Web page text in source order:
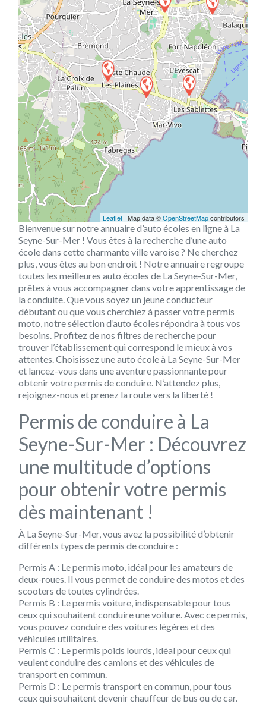
Leaflet | Map data ©OpenStreetMapcontributors
Bienvenue sur notre annuaire d’auto écoles en ligne à La
Seyne-Sur-Mer ! Vous êtes à la recherche d’une auto
école dans cette charmante ville varoise ? Ne cherchez
plus, vous êtes au bon endroit ! Notre annuaire regroupe
toutes les meilleures auto écoles de La Seyne-Sur-Mer,
prêtes à vous accompagner dans votre apprentissage de
la conduite. Que vous soyez un jeune conducteur
débutant ou que vous cherchiez à passer votre permis
moto, notre sélection d’auto écoles répondra à tous vos
besoins. Profitez de nos filtres de recherche pour
trouver l’établissement qui correspond le mieux à vos
attentes. Choisissez une auto école à La Seyne-Sur-Mer
et lancez-vous dans une aventure passionnante pour
obtenir votre permis de conduire. N’attendez plus,
rejoignez-nous et prenez la route vers la liberté !
Permis de conduire à La
Seyne-Sur-Mer : Découvrez
une multitude d’options
pour obtenir votre permis
dès maintenant !
À La Seyne-Sur-Mer, vous avez la possibilité d’obtenir
différents types de permis de conduire :
Permis A : Le permis moto, idéal pour les amateurs de
deux-roues. Il vous permet de conduire des motos et des
scooters de toutes cylindrées.
Permis B : Le permis voiture, indispensable pour tous
ceux qui souhaitent conduire une voiture. Avec ce permis,
vous pouvez conduire des voitures légères et des
véhicules utilitaires.
Permis C : Le permis poids lourds, idéal pour ceux qui
veulent conduire des camions et des véhicules de
transport en commun.
Permis D : Le permis transport en commun, pour tous
ceux qui souhaitent devenir chauffeur de bus ou de car.